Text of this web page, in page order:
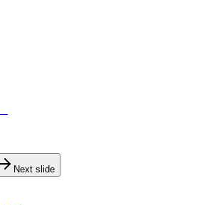
Next slide